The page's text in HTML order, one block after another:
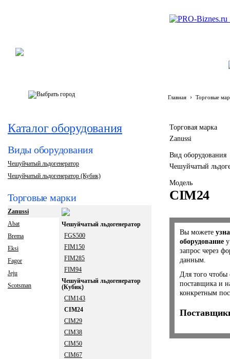
Главная › Торговые
Каталог оборудования
Виды оборудования
Чешуйчатый льдогенератор
Чешуйчатый льдогенератор (Кубик)
Торговые марки
Zanussi
Abat
Brema
Eksi
Fagor
Jeju
Scotsman
Чешуйчатый льдогенератор
FGS500
FIM150
FIM285
FIM94
Чешуйчатый льдогенератор
(Кубик)
CIM143
CIM24
CIM29
CIM38
CIM50
CIM67
Торговая марка
Zanussi
Вид оборудования
Чешуйчатый
Модель
CIM24
Вы можете
оборудование
запрос через
данным.
Для того чтобы
поставщика и
конкретным